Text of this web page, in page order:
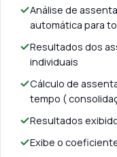
Análise de
automática para
Resultados dos
individuais
Cálculo de
tempo (
Resultados
Exibe o